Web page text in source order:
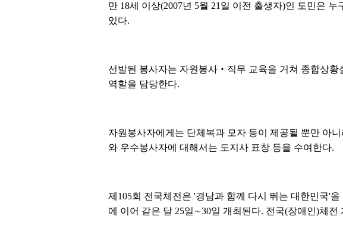
만 18세 이상(2007년 5월 21일 이전 출생자)인 도민은
있다.
선발된 봉사자는 자원봉사‧직무 교육을 거쳐 종합상
역할을 담당한다.
자원봉사자에게는 단체복과 모자 등이 제공될 뿐만 아
와 우수봉사자에 대해서는 도지사 표창 등을 수여한다.
제105회 전국체전은 '경남과 함께 다시 뛰는 대한민국'
에 이어 같은 달 25일∼30일 개최된다. 전국(장애인)체